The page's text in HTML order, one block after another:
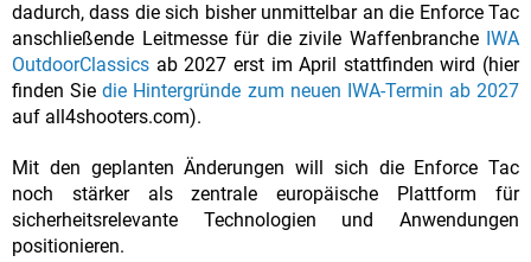
dadurch, dass die sich bisher unmittelbar an die Enforce Tac
anschließende Leitmesse für die zivile Waffenbranche IWA
OutdoorClassics ab 2027 erst im April stattfinden wird (hier
finden Siedie Hintergründe zum neuen IWA-Termin ab 2027
auf all4shooters.com).
Mit den geplanten Änderungen will sich die Enforce Tac
noch stärker als zentrale europäische Plattform für
sicherheitsrelevante Technologien und Anwendungen
positionieren.